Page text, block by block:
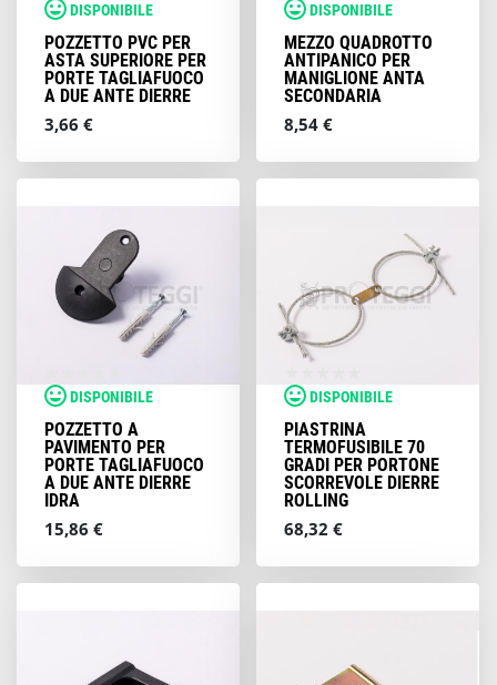
DISPONIBILE
POZZETTO PVC PER
ASTA SUPERIORE PER
PORTE TAGLIAFUOCO
A DUE ANTE DIERRE
3,66 €
DISPONIBILE
MEZZO QUADROTTO
ANTIPANICO PER
MANIGLIONE ANTA
SECONDARIA
8,54 €
DISPONIBILE
POZZETTO A
PAVIMENTO PER
PORTE TAGLIAFUOCO
A DUE ANTE DIERRE
IDRA
15,86 €
DISPONIBILE
PIASTRINA
TERMOFUSIBILE 70
GRADI PER PORTONE
SCORREVOLE DIERRE
ROLLING
68,32 €